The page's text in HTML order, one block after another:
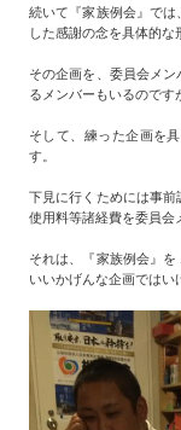
続いて『家族例会』で
した感謝の念を具体的な
その企画を、委員会メ
るメンバーもいるのです
そして、練った企画を
す。
下見に行くためには事
使用料等諸経費を委員会
それは、『家族例会』を
いいかげんな企画ではい